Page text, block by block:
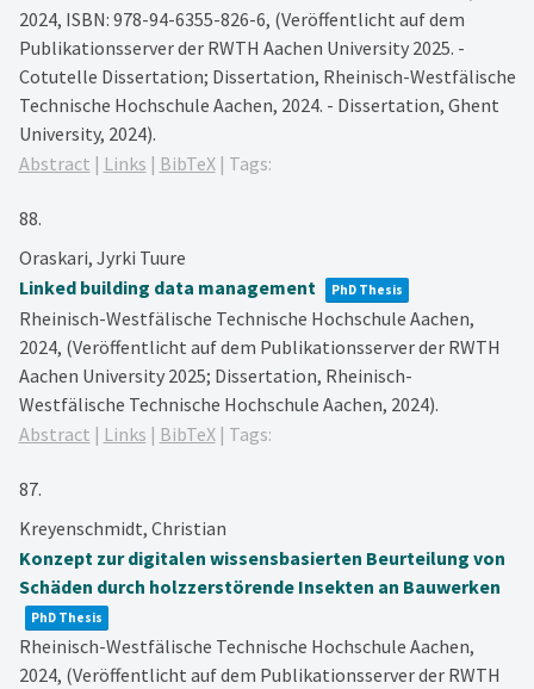
2024, ISBN: 978-94-6355-826-6, (Veröffentlicht auf dem
Publikationsserver der RWTH Aachen University 2025. -
Cotutelle Dissertation; Dissertation, Rheinisch-Westfälische
Technische Hochschule Aachen, 2024. - Dissertation, Ghent
University, 2024).
Abstract | Links | BibTeX| Tags:
88.
Oraskari, Jyrki Tuure
Linked building data management
PhD Thesis
Rheinisch-Westfälische Technische Hochschule Aachen,
2024, (Veröffentlicht auf dem Publikationsserver der RWTH
Aachen University 2025; Dissertation, Rheinisch-
Westfälische Technische Hochschule Aachen, 2024).
Abstract | Links | BibTeX| Tags:
87.
Kreyenschmidt, Christian
Konzept zur digitalen wissensbasierten Beurteilung von
Schäden durch holzzerstörende Insekten an Bauwerken
PhD Thesis
Rheinisch-Westfälische Technische Hochschule Aachen,
2024, (Veröffentlicht auf dem Publikationsserver der RWTH